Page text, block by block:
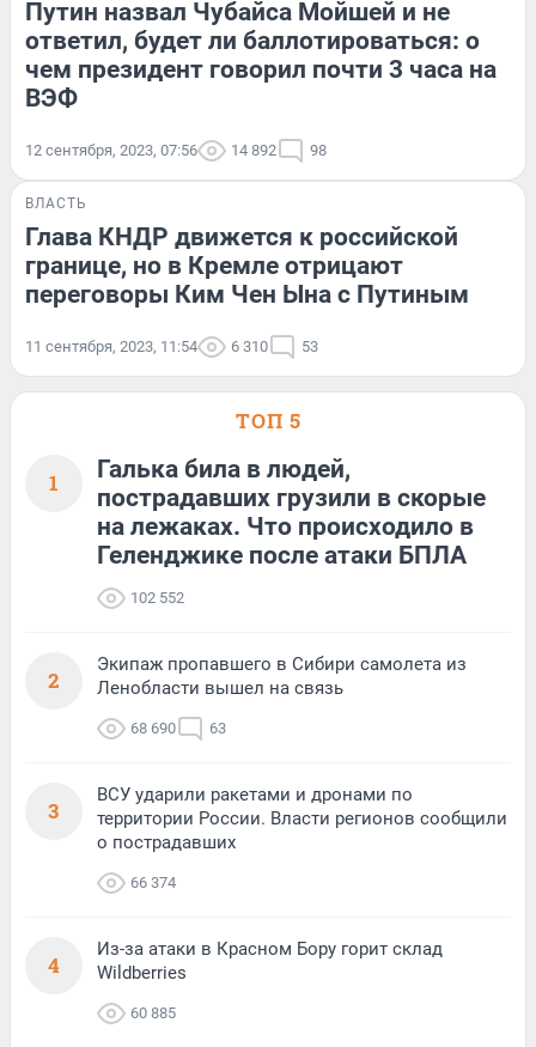
Путин назвал Чубайса Мойшей и не
ответил, будет ли баллотироваться: о
чем президент говорил почти 3 часа на
ВЭФ
12 сентября, 2023, 07:56 14 892 98
ВЛАСТЬ
Глава КНДР движется к российской
границе, но в Кремле отрицают
переговоры Ким Чен Ына с Путиным
11 сентября, 2023, 11:54 6 310 53
ТОП 5
1
Галька била в людей,
пострадавших грузили в скорые
на лежаках. Что происходило в
Геленджике после атаки БПЛА
102 552
2
Экипаж пропавшего в Сибири самолета из
Ленобласти вышел на связь
68 690 63
3
ВСУ ударили ракетами и дронами по
территории России. Власти регионов сообщили
о пострадавших
66 374
4
Из-за атаки в Красном Бору горит склад
Wildberries
60 885